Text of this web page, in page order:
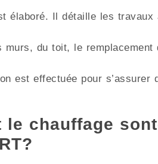
élaboré. Il détaille les
du toit, le
est effectuée pour s’assurer
chauffage